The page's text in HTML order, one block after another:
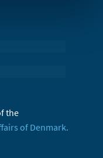
the
of Denmark.